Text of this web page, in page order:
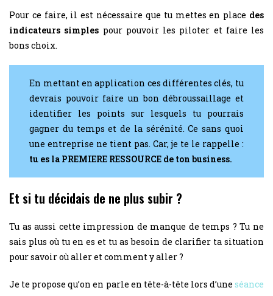
Pour ce faire, il est nécessaire que tu mettes en place des
indicateurs simples pour pouvoir les piloter et faire les
bons choix.
En mettant en application ces différentes clés, tu
devrais pouvoir faire un bon débroussaillage et
identifier les points sur lesquels tu pourrais
gagner du temps et de la sérénité. Ce sans quoi
une entreprise ne tient pas. Car, je te le rappelle :
tu es la PREMIERE RESSOURCE de ton business.
Et si tu décidais de ne plus subir ?
Tu as aussi cette impression de manque de temps ? Tu ne
sais plus où tu en es et tu as besoin de clarifier ta situation
pour savoir où aller et comment y aller ?
Je te propose qu’on en parle en tête-à-tête lors d’une séance